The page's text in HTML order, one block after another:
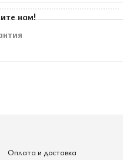
нам!
Оплата и доставка